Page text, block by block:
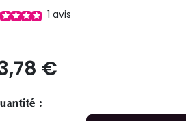
1 avis
€
: